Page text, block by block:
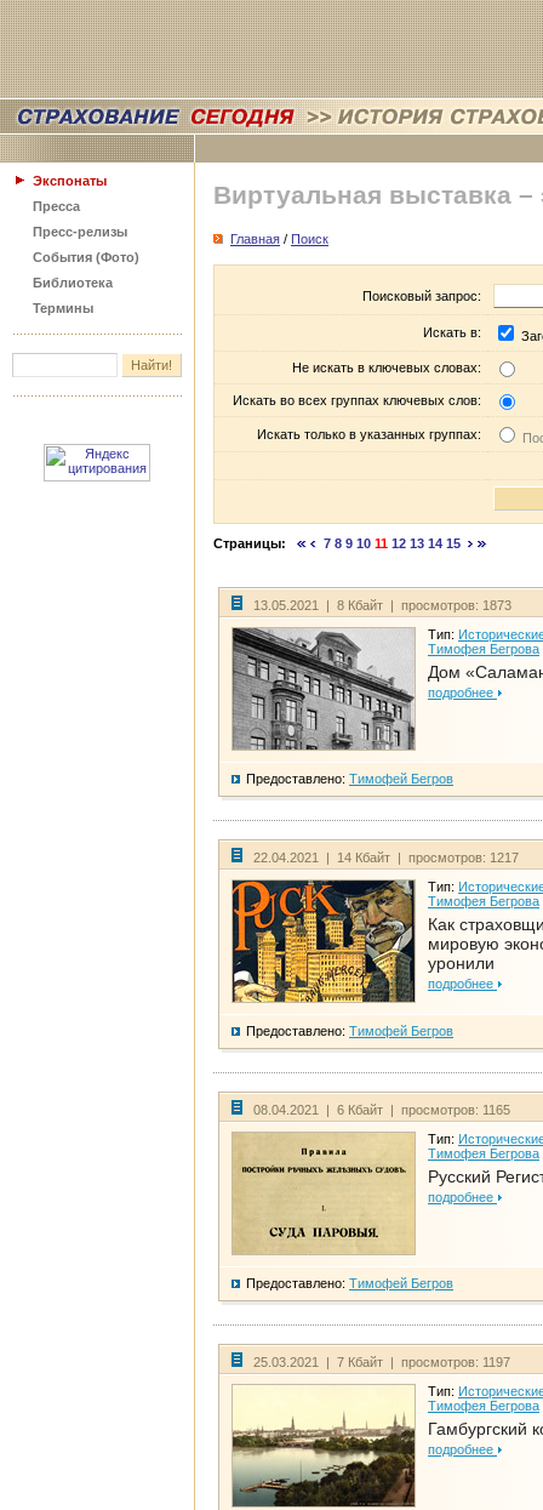
Экспонаты
Пресса
Пресс-релизы
События (Фото)
Библиотека
Термины
Виртуальная выставка –
Главная / Поиск
Поисковый запрос:
Искать в:
Не искать в ключевых словах:
Искать во всех группах ключевых слов:
Искать только в указанных группах:
Страницы: 7 8 9 10 11 12 13 14 15
13.05.2021 | 8 Кбайт | просмотров: 1873
Тип:
Тимофея Бегрова
Дом
подробнее
Предоставлено: Тимофей Бегров
22.04.2021 | 14 Кбайт | просмотров: 1217
Тип:
Тимофея Бегрова
Как
мировую
уронили
подробнее
Предоставлено: Тимофей Бегров
08.04.2021 | 6 Кбайт | просмотров: 1165
Тип:
Тимофея Бегрова
Русский
подробнее
Предоставлено: Тимофей Бегров
25.03.2021 | 7 Кбайт | просмотров: 1197
Тип:
Тимофея Бегрова
Гамбургский
подробнее